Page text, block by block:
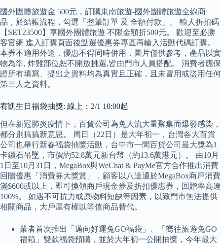
國外團體旅遊金 500元，訂購東南旅遊-國外團體旅遊全線商
品，於結帳流程，勾選「整筆訂單 及 全額付款」。 輸人折扣碼
【SET23500】享國外團體旅遊 不限金額折500元。 歡迎至必勝
客官網 進入訂購頁面後點選優惠券專區再輸入活動代碼訂購。
本券不適用外送，優惠不得同時併用，圖片僅供參考，產品以實
物為準, 炸雞部位恕不開放挑選,皆由門市人員搭配。 消費者應保
證所有填寫、提出之資料均為真實且正確，且未冒用或盜用任何
第三人之資料。
宥凱生日福袋抽獎: 線上：2/1 10:00起
但在新冠肺炎疫情下，百貨公司為免人流大量聚集而爆發感染，
都分別搞搞新意思。 周日（22日）是大年初一，台灣各大百貨
公司也舉行新春福袋抽獎活動，台中市一間百貨公司最大獎為1
卡鑽石吊墜，市價約52.8萬元新台幣（約13.6萬港元）。 由10月
1日至10月31日，MegaBox與WeChat & PayMe官方合作推出消費
回贈優惠「消費券大獎賞」，顧客以八達通於MegaBox商戶消費
滿$600或以上，即可換領商戶現金券及折扣優惠券，回贈率高達
100%。 如遇不可抗力或原物料短缺等因素，以致門市無法提供
相關商品，大戶屋有權以等值商品替代。
業者首次推出「邁向好運兔GO福袋」、「嚮往旅遊兔GO
福箱」雙款福袋預購，並於大年初一公開抽獎，今年最大